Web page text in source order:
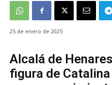
25 de enero de 2025
Alcalá de
figura de